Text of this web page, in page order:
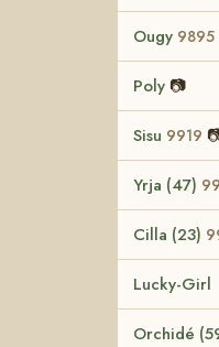
Ougy 9895
Poly 📷
Sisu 9919
Yrja (47)
Cilla (23)
Lucky-Girl
Orchidé